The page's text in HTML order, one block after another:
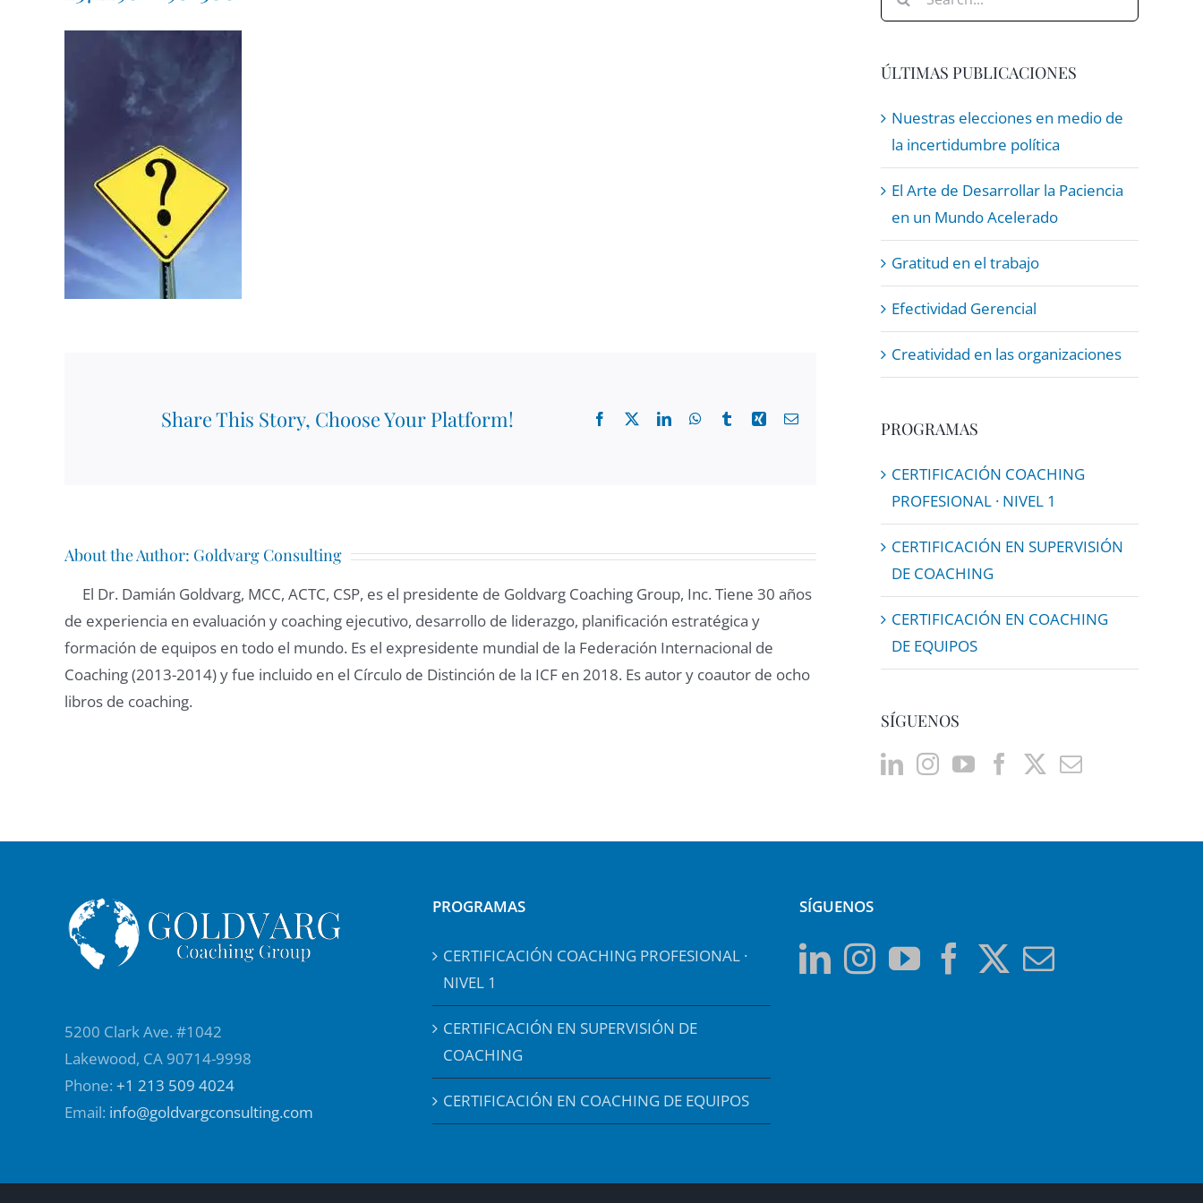
Share This Story, Choose Your Platform! Facebook LinkedInWhatsApp
TumblrXing Email
About the Author: Goldvarg Consulting
El Dr. Damián Goldvarg, MCC, ACTC, CSP, es el presidente de Goldvarg Coaching Group, Inc. Tiene 30 años
de experiencia en evaluación y coaching ejecutivo, desarrollo de liderazgo, planificación estratégica y
formación de equipos en todo el mundo. Es el expresidente mundial de la Federación Internacional de
Coaching (2013-2014) y fue incluido en el Círculo de Distinción de la ICF en 2018. Es autor y coautor de ocho
libros de coaching.
for:
ÚLTIMAS PUBLICACIONES
Nuestras elecciones en medio de
la incertidumbre política
El Arte de Desarrollar la Paciencia
en un Mundo Acelerado
Gratitud en el trabajo
Efectividad Gerencial
Creatividad en las organizaciones
PROGRAMAS
CERTIFICACIÓN COACHING
PROFESIONAL · NIVEL 1
CERTIFICACIÓN EN SUPERVISIÓN
DE COACHING
CERTIFICACIÓN EN COACHING
DE EQUIPOS
SÍGUENOS
5200 Clark Ave. #1042
Lakewood, CA 90714-9998
Phone: +1 213 509 4024
Email: info@goldvargconsulting.com
PROGRAMAS
CERTIFICACIÓN COACHING PROFESIONAL ·
NIVEL 1
CERTIFICACIÓN EN SUPERVISIÓN DE
COACHING
CERTIFICACIÓN EN COACHING DE EQUIPOS
SÍGUENOS